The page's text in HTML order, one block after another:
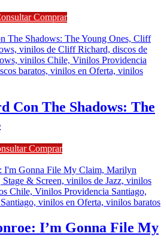
Comprar
Con The Shadows: The
Comprar
I’m Gonna File My